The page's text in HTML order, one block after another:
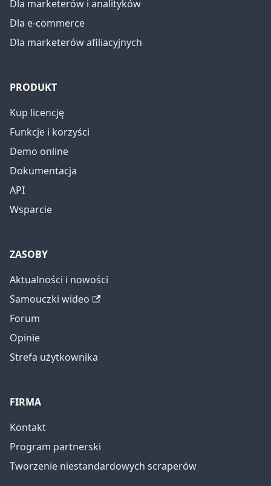
Dla marketerów i analityków
Dla e-commerce
Dla marketerów afiliacyjnych
PRODUKT
Kup licencję
Funkcje i korzyści
Demo online
Dokumentacja
API
Wsparcie
ZASOBY
Aktualności i nowości
Samouczki wideo
Forum
Opinie
Strefa użytkownika
FIRMA
Kontakt
Program partnerski
Tworzenie niestandardowych scraperów